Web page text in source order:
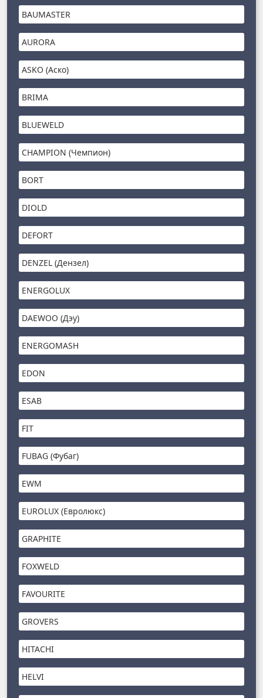
BAUMASTER
AURORA
ASKO (Аско)
BRIMA
BLUEWELD
CHAMPION (Чемпион)
BORT
DIOLD
DEFORT
DENZEL (Дензел)
ENERGOLUX
DAEWOO (Дэу)
ENERGOMASH
EDON
ESAB
FIT
FUBAG (Фубаг)
EWM
EUROLUX (Евролюкс)
GRAPHITE
FOXWELD
FAVOURITE
GROVERS
HITACHI
HELVI